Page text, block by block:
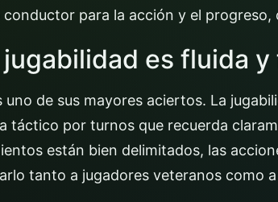
conductor para la acción y el
jugabilidad es fluida
uno de sus mayores aciertos. La
táctico por turnos que recuerda
están bien delimitados, las
tanto a jugadores veteranos como